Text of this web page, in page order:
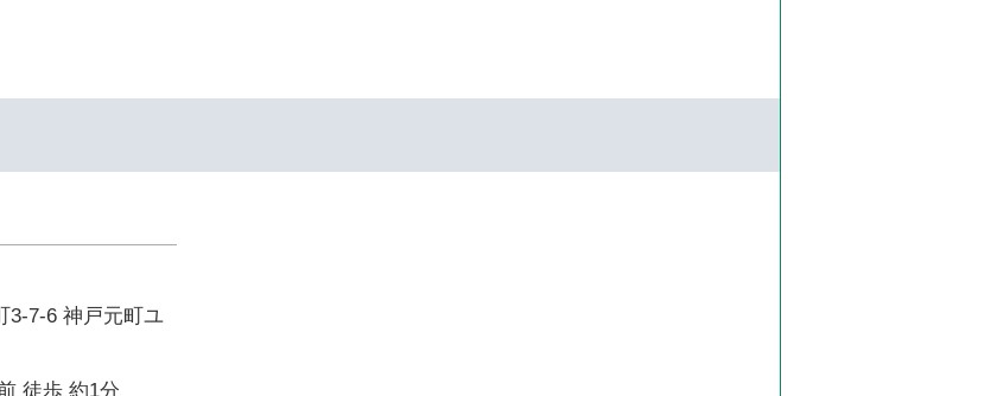
3-7-6 神戸元町ユ
徒歩 約1分